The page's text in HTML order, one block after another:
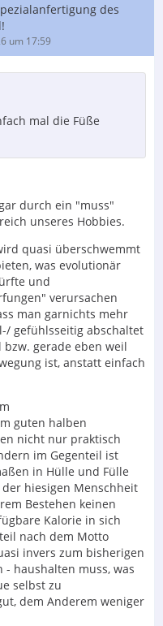
des
um 17:59
mal die Füße
durch ein "muss"
unseres Hobbies.
quasi überschwemmt
was evolutionär
und
verursachen
man garnichts mehr
gefühlsseitig abschaltet
gerade eben weil
ist, anstatt einfach
guten halben
nicht nur praktisch
im Gegenteil ist
in Hülle und Fülle
hiesigen Menschheit
Bestehen keinen
Kalorie in sich
nach dem Motto
invers zum bisherigen
haushalten muss, was
selbst zu
dem Anderem weniger